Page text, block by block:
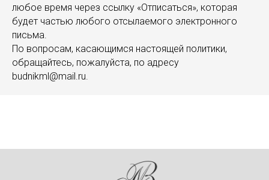
любое время через ссылку «Отписаться», которая
будет частью любого отсылаемого электронного
письма.
По вопросам, касающимся настоящей политики,
обращайтесь, пожалуйста, по адресу
budnikml@mail.ru.